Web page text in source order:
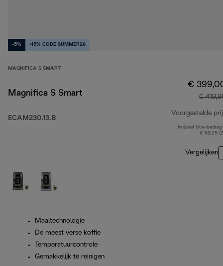
-5% -15% CODE SUMMER26
MAGNIFICA S SMART
Magnifica S Smart
ECAM230.13.B
€
€
Voorgestelde
Inclusief btw-bedrag
€ 69,25
Vergelijken
Maaltechnologie
De meest verse koffie
Temperatuurcontrole
Gemakkelijk te reinigen